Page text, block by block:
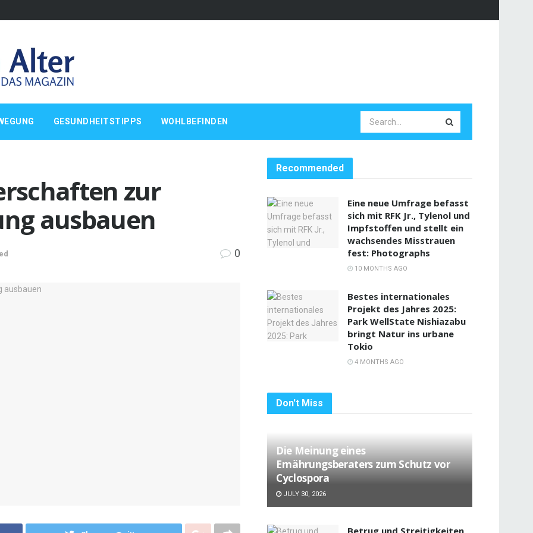
GESUNDHEITSTIPPS WOHLBEFINDEN
zur
ausbauen
0
Recommended
Eine neue Umfrage befasst
sich mit RFK Jr., Tylenol und
Impfstoffen und stellt ein
wachsendes Misstrauen
fest: Photographs
10 MONTHS AGO
Bestes internationales
Projekt des Jahres 2025:
Park WellState Nishiazabu
bringt Natur ins urbane
Tokio
4 MONTHS AGO
Don't Miss
Die Meinung eines
Ernährungsberaters zum Schutz vor
Cyclospora
JULY 30, 2026
Betrug und Streitigkeiten